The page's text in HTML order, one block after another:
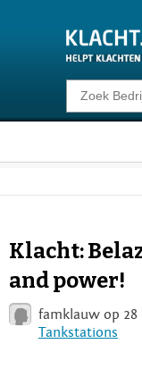
Klacht
Voor
Login
Klacht:
and power!
famklauw op 28
Tankstations